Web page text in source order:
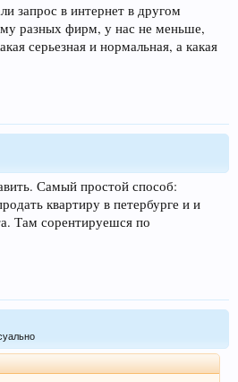
запрос в интернет в другом
разных фирм, у нас не меньше,
серьезная и нормальная, а какая
Самый простой способ:
квартиру в петербурге и и
Там сорентируешся по